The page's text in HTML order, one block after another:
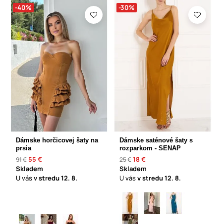
-40%
Dámske horčicovej šaty na
prsia
91 € 55 €
Skladem
U vásv stredu12. 8.
-30%
Dámske saténové šaty s
rozparkom - SENAP
25 €18 €
Skladem
U vásv stredu12. 8.